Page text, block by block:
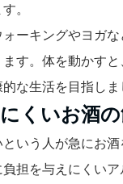
。
ーキングやヨガ
す。体を動かす
な生活を目指しま
くいお酒
いう人が急にお酒
担を与えにくい